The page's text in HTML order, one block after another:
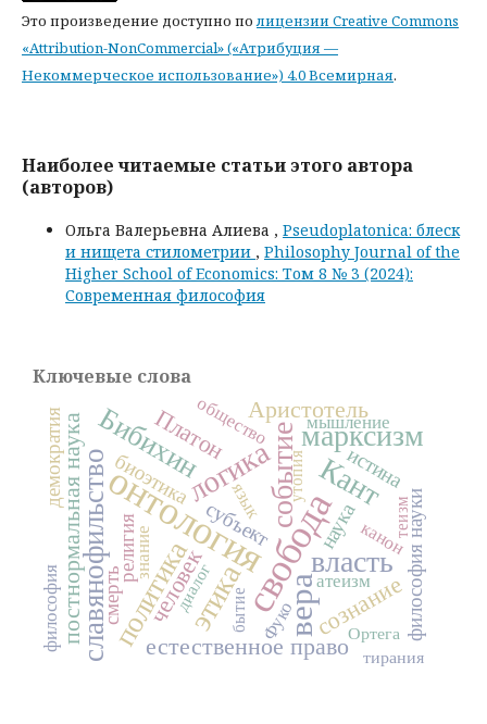
Это произведение доступно полицензии Creative Commons
«Attribution-NonCommercial» («Атрибуция —
Некоммерческое использование») 4.0 Всемирная.
Наиболее читаемые статьи этого автора
(авторов)
Ольга Валерьевна Алиева , Pseudoplatonica: блеск
и нищета стилометрии , Philosophy Journal of the
Higher School of Economics: Том 8 № 3 (2024):
Современная философия
Ключевые слова
свобода
онтология
вера
Кант
событие
этика власть
марксизм
логика
политика
славянофильство
Бибихин
человек сознание
естественное право
постнормальная наука Платон Аристотель
субъект наука
религия
демократия
философия науки
истина
смерть
биоэтика
философия
мышление
канон
знание
Фуко
атеизм
общество
язык
тирания
диалог
теизм
утопия
бытие
Ортега